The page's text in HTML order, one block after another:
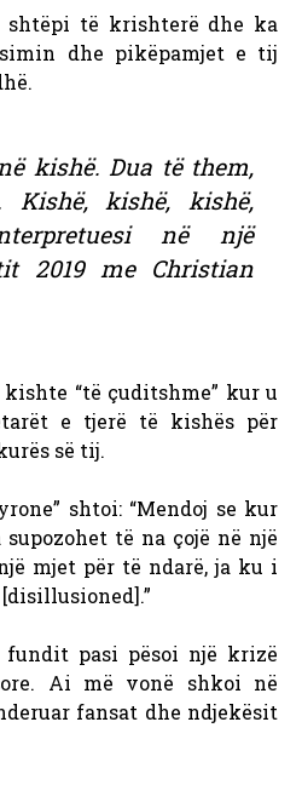
të krishterë dhe ka
dhe pikëpamjet e tij
kishë. Dua të them,
Kishë, kishë, kishë,
në një
2019 me Christian
“të çuditshme” kur u
e tjerë të kishës për
së tij.
shtoi: “Mendoj se kur
të na çojë në një
mjet për të ndarë, ja ku i
pasi pësoi një krizë
Ai më vonë shkoi në
fansat dhe ndjekësit